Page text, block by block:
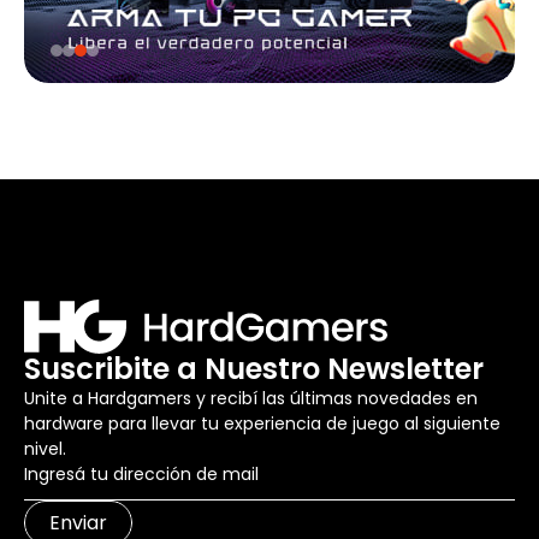
Suscribite a Nuestro Newsletter
Unite a Hardgamers y recibí las últimas novedades en
hardware para llevar tu experiencia de juego al siguiente
nivel.
Enviar